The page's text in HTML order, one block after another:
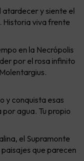
atardecer y siente el
Historia viva frente
en la Necrópolis
por el rosa infinito
y conquista esas
agua. Tu propio
el Supramonte
que parecen